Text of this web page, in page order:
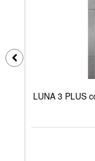
LUNA 3 PLUS